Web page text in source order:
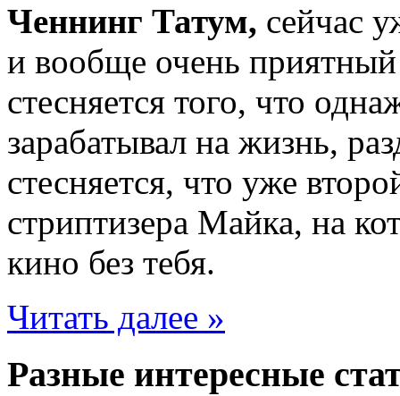
Ченнинг Татум, сейчас
и вообще очень
стесняется того, что
зарабатывал на жизнь,
стесняется, что уже
стриптизера Майка, на
кино без тебя.
Читать далее »
Разные интересные